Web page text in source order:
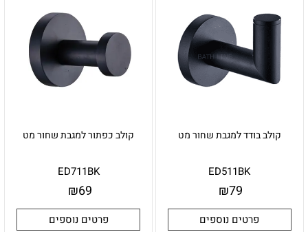
קולב בודד למגבת שחור מט
ED511BK
₪79
פרטים נוספים
קולב כפתור למגבת שחור מט
ED711BK
₪69
פרטים נוספים